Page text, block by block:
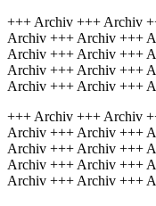
+++ Archiv +++ Archiv
Archiv +++ Archiv +++
Archiv +++ Archiv +++
Archiv +++ Archiv +++
Archiv +++ Archiv +++
+++ Archiv +++ Archiv
Archiv +++ Archiv +++
Archiv +++ Archiv +++
Archiv +++ Archiv +++
Archiv +++ Archiv +++